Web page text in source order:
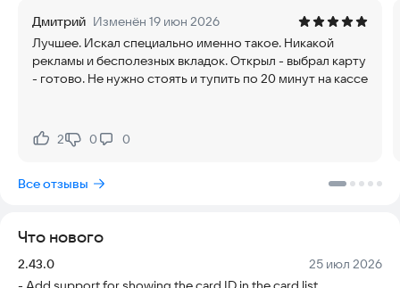
автономно: вам не нужен интернет для использования
функций, нет навязчивой рекламы и минимальный набор
запрашиваемых разрешений. Это гарантирует, что ваши
данные остаются приватными, а процесс оплаты или
получать скидки, что решает проблему удобства в
путешествиях.
Основные возможности приложения:
удобные имена и выбирая цвет для быстрой идентификации.
- Если штрих-код не считывается или отсутствует, вы
Дмитрий Изменён 19 июн 2026
Лучшее. Искал специально именно такое. Никакой
рекламы и бесполезных вкладок. Открыл - выбрал карту
- готово. Не нужно стоять и тупить по 20 минут на кассе
Нравится:
2Не нравится:
0 0
Все отзывы
Что нового
Версия:
2.43.0 Дата:
25 июл 2026